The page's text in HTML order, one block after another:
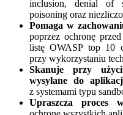
inclusion, denial of
poisoning oraz
Pomaga w
poprzez ochronę
listę OWASP top 10
przy wykorzystaniu
Skanuje przy
wysyłane do
z systemami typu
Upraszcza proces